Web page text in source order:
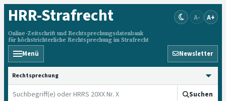
HRR-Strafrecht
Online-Zeitschrift und Rechtsprechungsdatenbank
für höchstrichterliche Rechtsprechung im Strafrecht
A- A+
Menü Newsletter
HRRS durchsuchen
Suchen